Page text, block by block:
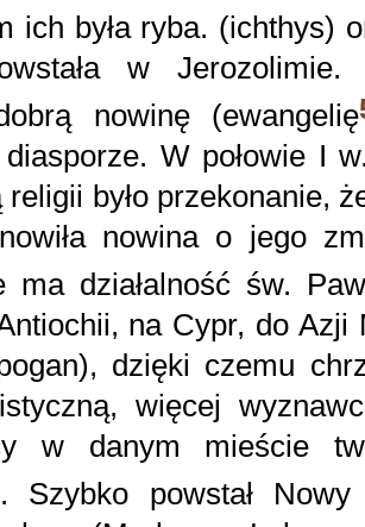
ich była ryba. (ichthys)
w Jerozolimie.
nowinę (ewangelię
W połowie I
religii było przekonanie,
nowina o jego
ma działalność św.
na Cypr, do
dzięki czemu
więcej
w danym mieście
Szybko powstał Nowy